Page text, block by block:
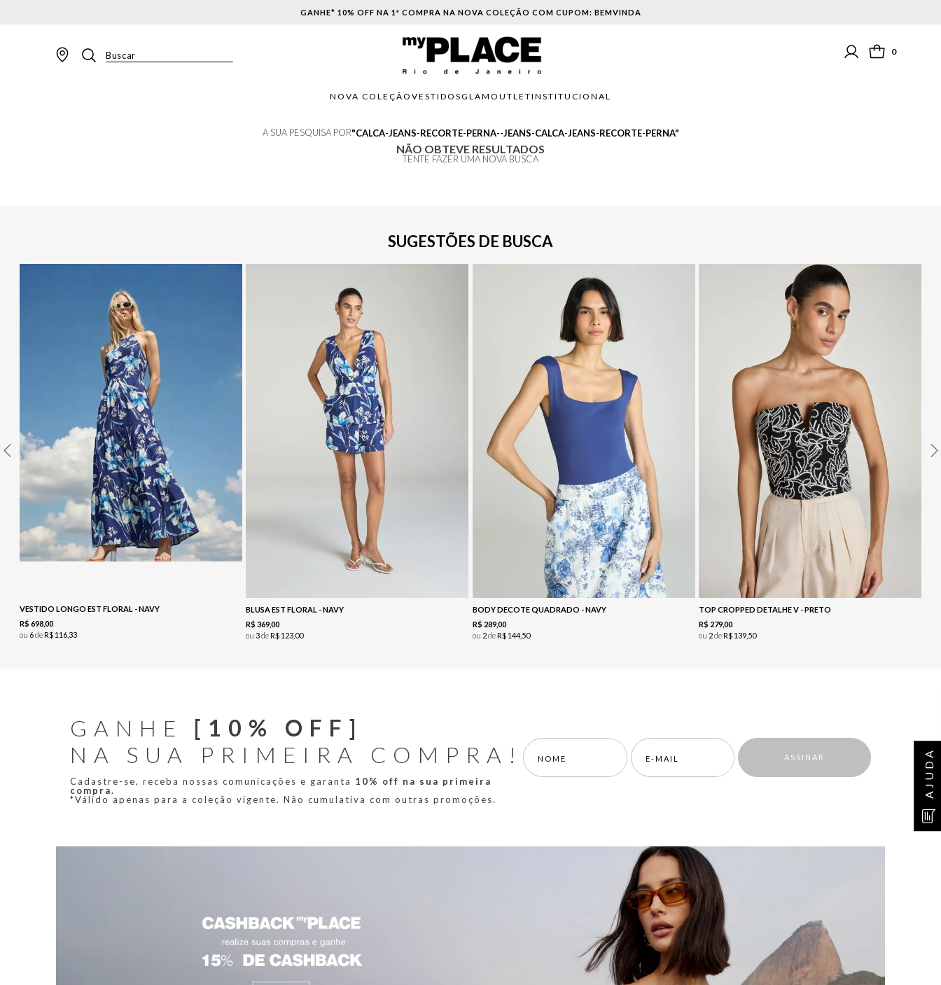
GANHE* 10% OFF NA 1ª COMPRA NA NOVA COLEÇÃO COM CUPOM: BEMVINDA
Buscar
SHORT
COLETE
0
NOVA COLEÇÃO VESTIDOSGLAM OUTLETINSTITUCIONAL
AJUDA
A SUA PESQUISA POR CALCA-JEANS-RECORTE-PERNA--JEANS-CALCA-JEANS-RECORTE-PERNA
NÃO OBTEVE RESULTADOS
TENTE FAZER UMA NOVA BUSCA
SUGESTÕES DE BUSCA
VESTIDO LONGO EST FLORAL - NAVY
R$ 698,00
ou 6deR$ 116,33
BLUSA EST FLORAL - NAVY
R$ 369,00
ou3deR$ 123 00
BODY DECOTE QUADRADO - NAVY
R$ 289,00
ou 2deR$ 144, 50
TOP CROPPED DETALHE V - PRETO
R$ 279,00
ou 2deR$ 139 50
GANHE [10% OFF]
NA SUA PRIMEIRA COMPRA!
Cadastre-se, receba nossas comunicações e garanta 10% off na sua primeira
compra.
*Válido apenas para a coleção vigente. Não cumulativa com outras promoções.
ASSINAR